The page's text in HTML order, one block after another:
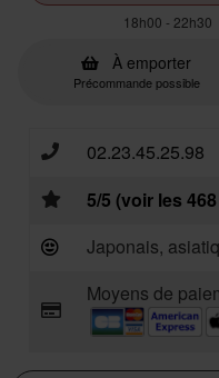
18h00 - 22h30
À emporter
Précommande possible
02.23.45.25.98
5/5 (voir les
Japonais,
Moyens de